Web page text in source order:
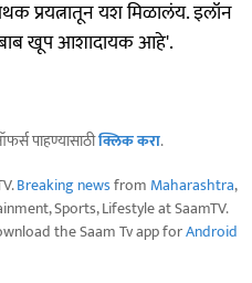
प्रयत्नातून यश मिळालंय. इलॉन
बाब खूप आशादायक आहे'.
पाहण्यासाठीक्लिक करा.
Breaking newsfrom Maharashtra,
Sports, Lifestyle at SaamTV.
the Saam Tv app forAndroid